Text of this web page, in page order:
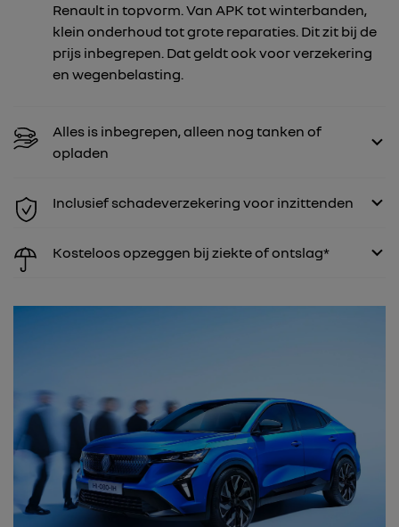
Renault in topvorm. Van APK tot winterbanden,
klein onderhoud tot grote reparaties. Dit zit bij de
prijs inbegrepen. Dat geldt ook voor verzekering
en wegenbelasting.
Alles is inbegrepen, alleen nog tanken of
opladen
Inclusief schadeverzekering voor inzittenden
Kosteloos opzeggen bij ziekte of ontslag*